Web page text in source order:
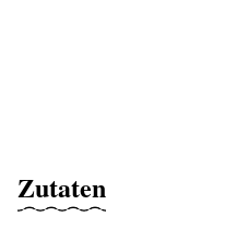
Zutaten